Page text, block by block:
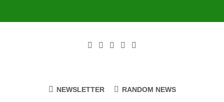
NEWSLETTER RANDOM NEWS